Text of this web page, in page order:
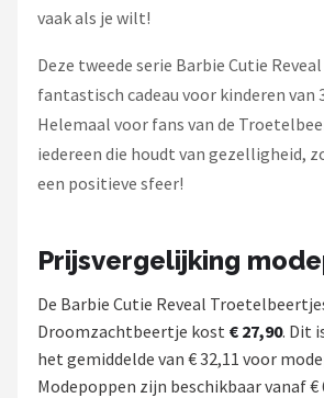
vaak als je wilt!
Deze tweede serie Barbie Cutie
fantastisch cadeau voor kinderen van
Helemaal voor fans van de
iedereen die houdt van gezelligheid,
een positieve sfeer!
Prijsvergelijking
De Barbie Cutie Reveal
Droomzachtbeertje kost € 27,90. Dit
het gemiddelde van € 32,11 voor
Modepoppen zijn beschikbaar vanaf €